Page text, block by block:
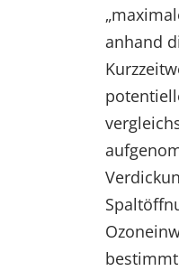
anhand